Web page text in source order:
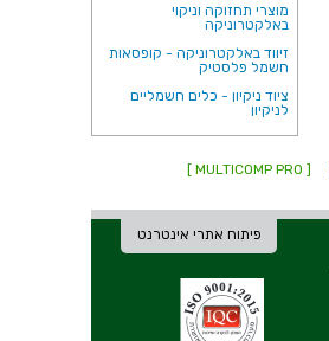
מוצרי תחזוקה וניקוי
באלקטרוניקה
זיווד באלקטרוניקה - קופסאות
חשמל פלסטיק
ציוד ניקיון - כלים חשמליים
לניקיון
[ MULTICOMP PRO ]
פיתוח אתרי אינטרנט